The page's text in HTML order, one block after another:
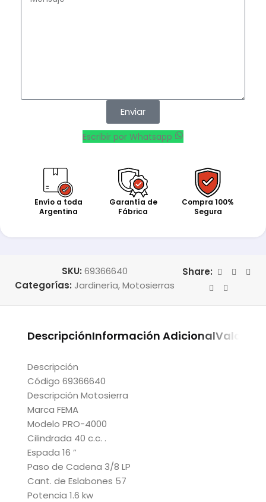
Enviar
Escribir por Whatsapp
Envío a toda
Argentina
Garantía de
Fábrica
Compra 100%
Segura
SKU: 69366640
Categorías: Jardinería, Motosierras
Share:
DescripciónInformación Adicional
Descripción
Código 69366640
Descripción Motosierra
Marca FEMA
Modelo PRO-4000
Cilindrada 40 c.c. .
Espada 16 ”
Paso de Cadena 3/8 LP
Cant. de Eslabones 57
Potencia 1.6 kw